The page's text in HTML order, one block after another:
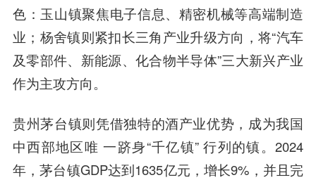
色：玉山镇聚焦电子信息、精密机械等高端制造
业；杨舍镇则紧扣长三角产业升级方向，将“汽车
及零部件、新能源、化合物半导体”三大新兴产业
作为主攻方向。
贵州茅台镇则凭借独特的酒产业优势，成为我国
中西部地区唯 一跻身“千亿镇” 行列的镇。2024
年，茅台镇GDP达到1635亿元，增长9%，并且完